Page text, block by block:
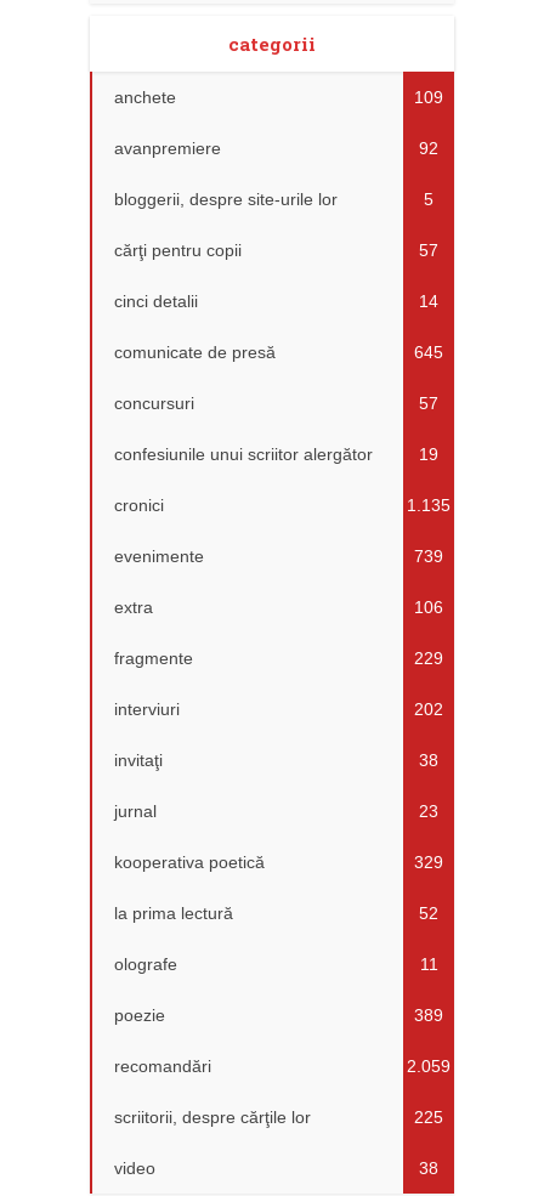
categorii
anchete 109
avanpremiere 92
bloggerii, despre site-urile lor 5
cărţi pentru copii 57
cinci detalii 14
comunicate de presă 645
concursuri 57
confesiunile unui scriitor alergător 19
cronici 1.135
evenimente 739
extra 106
fragmente 229
interviuri 202
invitaţi 38
jurnal 23
kooperativa poetică 329
la prima lectură 52
olografe 11
poezie 389
recomandări 2.059
scriitorii, despre cărţile lor 225
video 38